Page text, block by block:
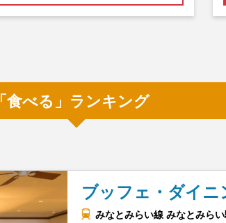
「食べる」ランキング
ブッフェ・ダイ
みなとみらい線 みなとみら